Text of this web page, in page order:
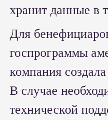
хранит данные в
Для
госпрограммы
компания
В случае
технической